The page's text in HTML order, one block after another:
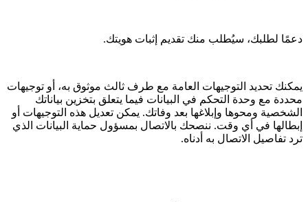
دعمًا لطلبك، سيُطلب منك تقديم إثبات هويتك.
يمكنك تحديد التوجيهات العامة مع طرف ثالث موثوق به، أو توجيهات
محددة مع وحدة التحكم في البيانات فيما يتعلق بتخزين بياناتك
الشخصية ومحوها وإبلاغها بعد وفاتك. يمكن تعديل هذه التوجيهات أو
إبطالها في أي وقت. ننصحك بالاتصال بمسؤول حماية البيانات الذي
ترد تفاصيل الاتصال به أدناه.